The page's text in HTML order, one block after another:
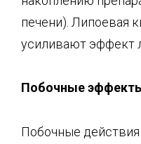
печени). Липоевая
усиливают эффект
Побочные
Побочные